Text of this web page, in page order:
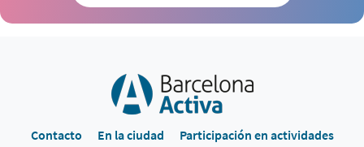
Contacto En la ciudad
Participación en actividades